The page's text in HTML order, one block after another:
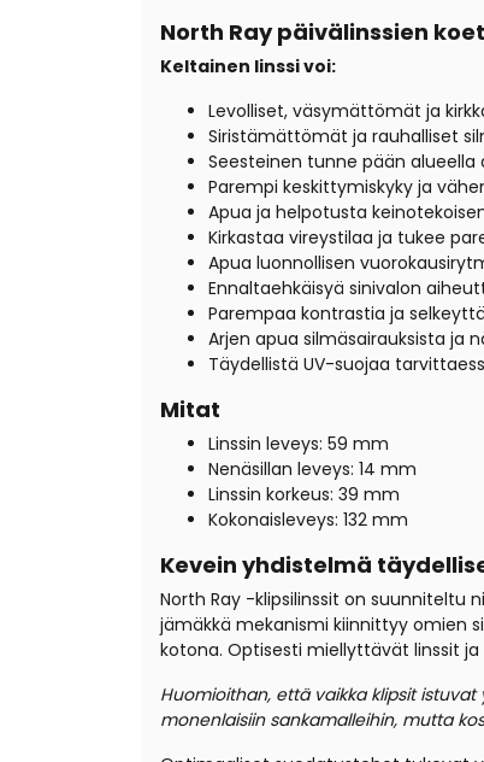
North Ray päivälinssien
Keltainen linssi voi:
Levolliset, väsymättömät ja
Siristämättömät ja rauhalliset
Seesteinen tunne pään alueella
Parempi keskittymiskyky ja
Apua ja helpotusta
Kirkastaa vireystilaa ja tukee
Apua luonnollisen
Ennaltaehkäisyä sinivalon
Parempaa kontrastia ja
Arjen apua silmäsairauksista ja
Täydellistä UV-suojaa
Mitat
Linssin leveys: 59 mm
Nenäsillan leveys: 14 mm
Linssin korkeus: 39 mm
Kokonaisleveys: 132 mm
Kevein yhdistelmä
North Ray -klipsilinssit on
jämäkkä mekanismi kiinnittyy omien
kotona. Optisesti miellyttävät linssit
Huomioithan, että vaikka klipsit
monenlaisiin sankamalleihin, mutta